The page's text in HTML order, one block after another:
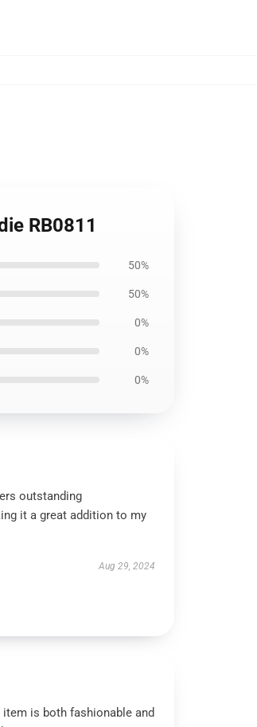
RB0811
50%
50%
0%
0%
0%
outstanding
it a great addition to my
Aug 29, 2024
is both fashionable and